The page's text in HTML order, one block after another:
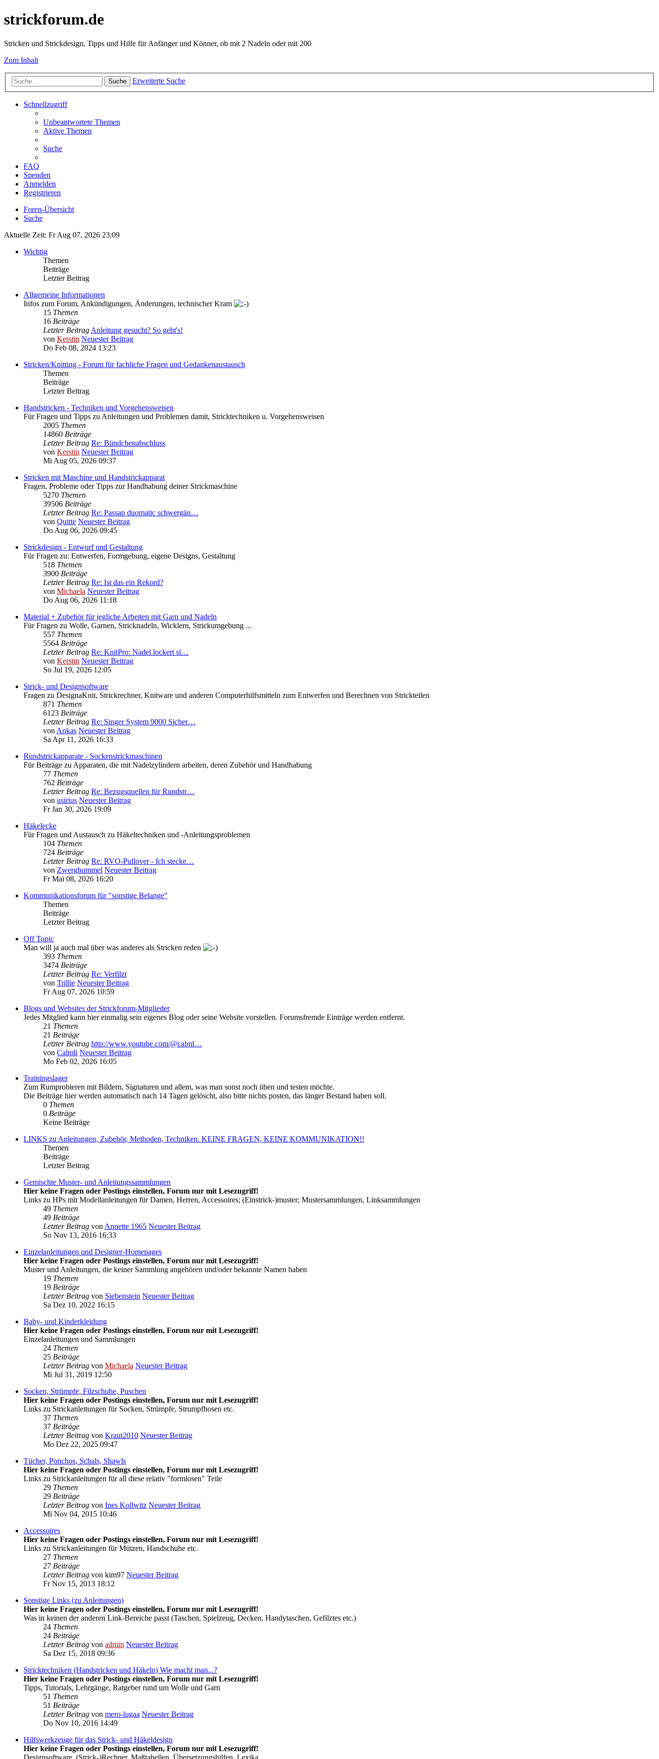
strickforum.de
Stricken und Strickdesign, Tipps und Hilfe für Anfänger und Könner, ob mit 2 Nadeln oder mit 200
Zum Inhalt
Suche Erweiterte Suche
Schnellzugriff
Unbeantwortete Themen
Aktive Themen
Suche
FAQ
Spenden
Anmelden
Registrieren
Foren-Übersicht
Suche
Aktuelle Zeit: Fr Aug 07, 2026 23:09
Wichtig
Themen
Beiträge
Letzter Beitrag
Allgemeine Informationen
Infos zum Forum, Ankündigungen, Änderungen, technischer Kram
15 Themen
16 Beiträge
Letzter BeitragAnleitung gesucht? So geht's!
von Kerstin Neuester Beitrag
Do Feb 08, 2024 13:23
Stricken/Knitting - Forum für fachliche Fragen und Gedankenaustausch
Themen
Beiträge
Letzter Beitrag
Handstricken - Techniken und Vorgehensweisen
Für Fragen und Tipps zu Anleitungen und Problemen damit, Stricktechniken u. Vorgehensweisen
2005 Themen
14860 Beiträge
Letzter Beitrag Re: Bündchenabschluss
von Kerstin Neuester Beitrag
Mi Aug 05, 2026 09:37
Stricken mit Maschine und Handstrickapparat
Fragen, Probleme oder Tipps zur Handhabung deiner Strickmaschine
5270 Themen
39506 Beiträge
Letzter Beitrag Re: Passap duomatic schwergän…
von Quitte Neuester Beitrag
Do Aug 06, 2026 09:45
Strickdesign - Entwurf und Gestaltung
Für Fragen zu: Entwerfen, Formgebung, eigene Designs, Gestaltung
518 Themen
3900 Beiträge
Letzter Beitrag Re: Ist das ein Rekord?
von Michaela Neuester Beitrag
Do Aug 06, 2026 11:18
Material + Zubehör für jegliche Arbeiten mit Garn und Nadeln
Für Fragen zu Wolle, Garnen, Stricknadeln, Wicklern, Strickumgebung ...
557 Themen
5564 Beiträge
Letzter Beitrag Re: KnitPro: Nadel lockert si…
von Kerstin Neuester Beitrag
So Jul 19, 2026 12:05
Strick- und Designsoftware
Fragen zu DesignaKnit, Strickrechner, Knitware und anderen Computerhilfsmitteln zum Entwerfen und Berechnen von Strickteilen
871 Themen
6123 Beiträge
Letzter Beitrag Re: Singer System 9000 Sicher…
vonAnkas Neuester Beitrag
Sa Apr 11, 2026 16:33
Rundstrickapparate - Sockenstrickmaschinen
Für Beiträge zu Apparaten, die mit Nadelzylindern arbeiten, deren Zubehör und Handhabung
77 Themen
762 Beiträge
Letzter Beitrag Re: Bezugsquellen für Rundstr…
von usirius Neuester Beitrag
Fr Jan 30, 2026 19:09
Häkelecke
Für Fragen und Austausch zu Häkeltechniken und -Anleitungsproblemen
104 Themen
724 Beiträge
Letzter Beitrag Re: RVO-Pullover - Ich stecke…
von Zwerghummel Neuester Beitrag
Fr Mai 08, 2026 16:20
Kommunikationsforum für "sonstige Belange"
Themen
Beiträge
Letzter Beitrag
Off Topic
Man will ja auch mal über was anderes als Stricken reden
393 Themen
3474 Beiträge
Letzter Beitrag Re: Verfilzt
von Trillie Neuester Beitrag
Fr Aug 07, 2026 10:59
Blogs und Websites der Strickforum-Mitglieder
Jedes Mitglied kann hier einmalig sein eigenes Blog oder seine Website vorstellen. Forumsfremde Einträge werden entfernt.
21 Themen
21 Beiträge
Letzter Beitrag http://www.youtube.com/@calml…
von Calmli Neuester Beitrag
Mo Feb 02, 2026 16:05
Trainingslager
Zum Rumprobieren mit Bildern, Signaturen und allem, was man sonst noch üben und testen möchte.
Die Beiträge hier werden automatisch nach 14 Tagen gelöscht, also bitte nichts posten, das länger Bestand haben soll.
0 Themen
0 Beiträge
Keine Beiträge
LINKS zu Anleitungen, Zubehör, Methoden, Techniken. KEINE FRAGEN, KEINE KOMMUNIKATION!!
Themen
Beiträge
Letzter Beitrag
Gemischte Muster- und Anleitungssammlungen
Hier keine Fragen oder Postings einstellen, Forum nur mit Lesezugriff!
Links zu HPs mit Modellanleitungen für Damen, Herren, Accessoires; (Einstrick-)muster; Mustersammlungen, Linksammlungen
49 Themen
49 Beiträge
Letzter Beitrag vonAnnette 1965 Neuester Beitrag
So Nov 13, 2016 16:33
Einzelanleitungen und Designer-Homepages
Hier keine Fragen oder Postings einstellen, Forum nur mit Lesezugriff!
Muster und Anleitungen, die keiner Sammlung angehören und/oder bekannte Namen haben
19 Themen
19 Beiträge
Letzter Beitrag von Siebenstein Neuester Beitrag
Sa Dez 10, 2022 16:15
Baby- und Kinderkleidung
Hier keine Fragen oder Postings einstellen, Forum nur mit Lesezugriff!
Einzelanleitungen und Sammlungen
24 Themen
25 Beiträge
Letzter Beitrag von Michaela Neuester Beitrag
Mi Jul 31, 2019 12:50
Socken, Strümpfe, Filzschuhe, Puschen
Hier keine Fragen oder Postings einstellen, Forum nur mit Lesezugriff!
Links zu Strickanleitungen für Socken, Strümpfe, Strumpfhosen etc.
37 Themen
37 Beiträge
Letzter Beitrag von Kraut2010 Neuester Beitrag
Mo Dez 22, 2025 09:47
Tücher, Ponchos, Schals, Shawls
Hier keine Fragen oder Postings einstellen, Forum nur mit Lesezugriff!
Links zu Strickanleitungen für all diese relativ "formlosen" Teile
29 Themen
29 Beiträge
Letzter Beitrag von Ines Kollwitz Neuester Beitrag
Mi Nov 04, 2015 10:46
Accessoires
Hier keine Fragen oder Postings einstellen, Forum nur mit Lesezugriff!
Links zu Strickanleitungen für Mützen, Handschuhe etc.
27 Themen
27 Beiträge
Letzter Beitrag von kim97 Neuester Beitrag
Fr Nov 15, 2013 18:12
Sonstige Links (zu Anleitungen)
Hier keine Fragen oder Postings einstellen, Forum nur mit Lesezugriff!
Was in keinen der anderen Link-Bereiche passt (Taschen, Spielzeug, Decken, Handytaschen, Gefilztes etc.)
24 Themen
24 Beiträge
Letzter Beitrag von admin Neuester Beitrag
Sa Dez 15, 2018 09:36
Stricktechniken (Handstricken und Häkeln) Wie macht man...?
Hier keine Fragen oder Postings einstellen, Forum nur mit Lesezugriff!
Tipps, Tutorials, Lehrgänge, Ratgeber rund um Wolle und Garn
51 Themen
51 Beiträge
Letzter Beitrag von mero-lugaa Neuester Beitrag
Do Nov 10, 2016 14:49
Hilfswerkzeuge für das Strick- und Häkeldesign
Hier keine Fragen oder Postings einstellen, Forum nur mit Lesezugriff!